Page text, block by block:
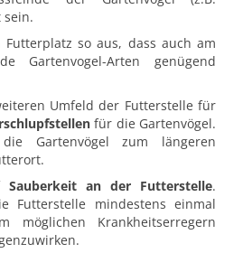
sein.
Futterplatz so aus, dass auch am
Gartenvogel-Arten genügend
Umfeld der Futterstelle für
für die Gartenvögel.
Garten­vögel zum längeren
Sauberkeit an der Futterstelle.
Futterstelle mindestens einmal
möglichen Krankheits­erregern